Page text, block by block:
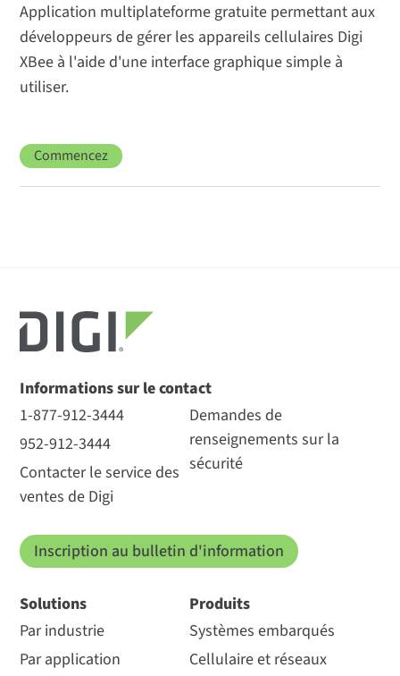
Application multiplateforme gratuite permettant aux
développeurs de gérer les appareils cellulaires Digi
XBee à l'aide d'une interface graphique simple à
utiliser.
Commencez
Informations sur le contact
1-877-912-3444
952-912-3444
Contacter le service des
ventes de Digi
Demandes de
renseignements sur la
sécurité
Inscription au bulletin d'information
Solutions
Par industrie
Par application
Produits
Systèmes embarqués
Cellulaire et réseaux